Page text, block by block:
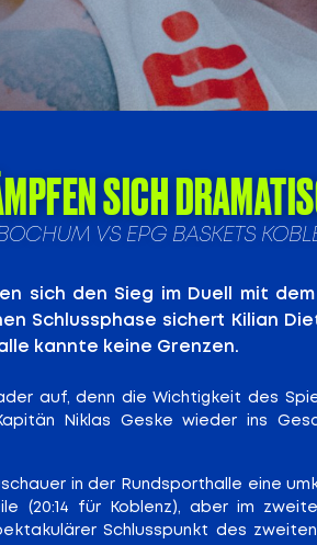
SICH
VS EPG BASKETS
sich den Sieg im Duell mit
Schlussphase sichert Kilian
kannte keine Grenzen.
auf, denn die Wichtigkeit des
Niklas Geske wieder ins
in der Rundsporthalle eine
(20:14 für Koblenz), aber im
Schlusspunkt des